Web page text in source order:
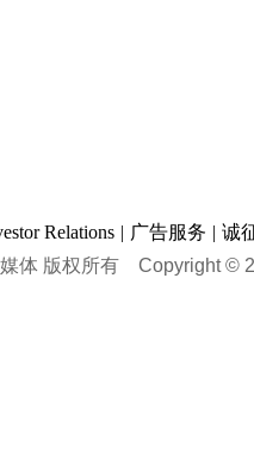
Relations | 广告服务 | 诚
体 版权所有 Copyright ©